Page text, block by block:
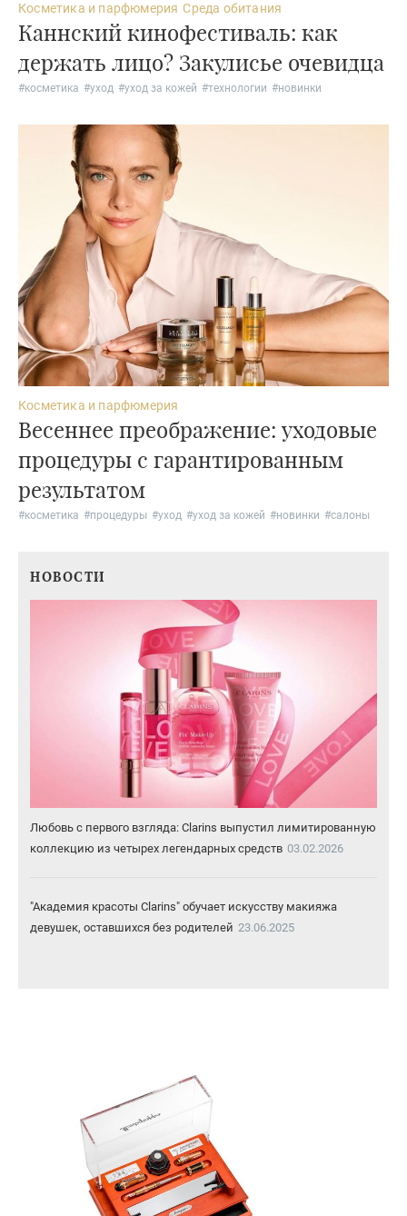
Косметика и парфюмерия Среда обитания
Каннский кинофестиваль: как
держать лицо? Закулисье очевидца
#косметика #уход #уход за кожей #технологии #новинки
Косметика и парфюмерия
Весеннее преображение: уходовые
процедуры с гарантированным
результатом
#косметика #процедуры #уход #уход за кожей #новинки #салоны
НОВОСТИ
Любовь с первого взгляда: Clarins выпустил лимитированную
коллекцию из четырех легендарных средств 03.02.2026
"Академия красоты Clarins" обучает искусству макияжа
девушек, оставшихся без родителей 23.06.2025
Нюд, бронза, ярко-синий: летняя коллекция декоративной
косметики Clarins 19.06.2025
В Москве появилась веганская уходовая косметика
21.04.2025